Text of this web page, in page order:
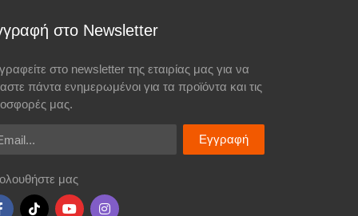
στο Newsletter
στο newsletter της εταιρίας μας για να
πάντα ενημερωμένοι για τα προϊόντα και τις
μας.
Εγγραφή
μας